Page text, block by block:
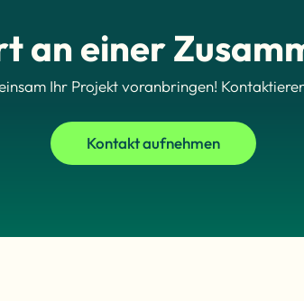
an einer
Ihr Projekt voranbringen!
Kontakt aufnehmen